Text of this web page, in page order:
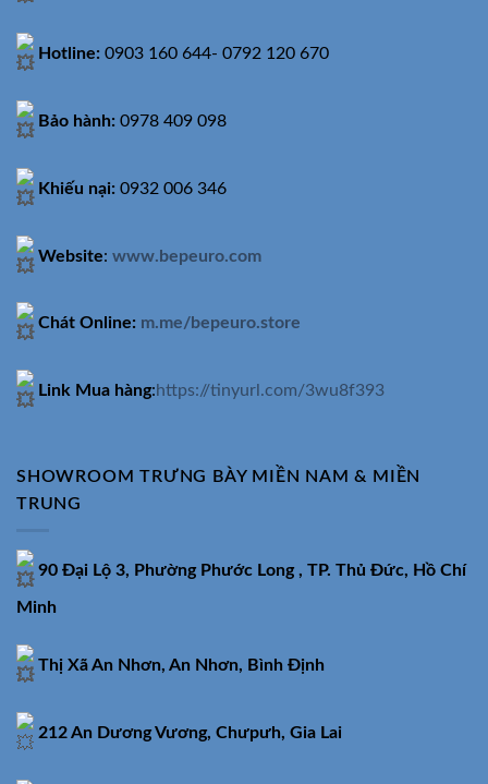
Hotline: 0903 160 644- 0792 120 670
Bảo hành: 0978 409 098
Khiếu nại: 0932 006 346
Website: www.bepeuro.com
Chát Online: m.me/bepeuro.store
Link Mua hàng:https://tinyurl.com/3wu8f393
SHOWROOM TRƯNG BÀY MIỀN NAM & MIỀN
TRUNG
90 Đại Lộ 3, Phường Phước Long , TP. Thủ Đức, Hồ Chí
Minh
Thị Xã An Nhơn, An Nhơn, Bình Định
212 An Dương Vương, Chưpưh, Gia Lai